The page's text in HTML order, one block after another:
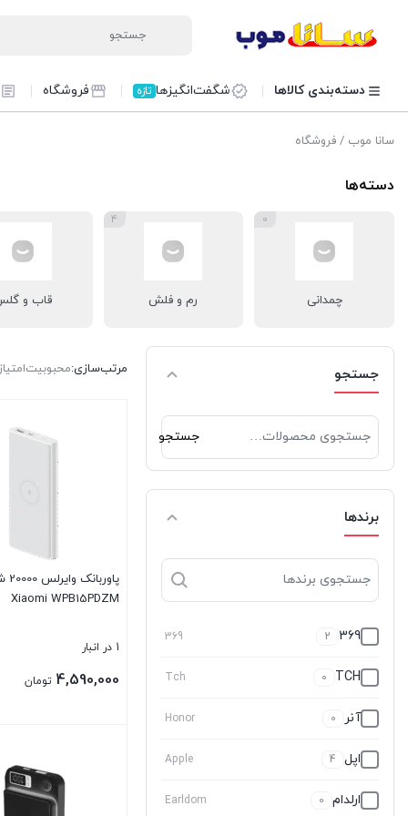
دسته‌بندی کالاها شگفت‌انگیزها تازه فروشگاه
سانا موب / فروشگاه
دسته‌ها
چمدانی
0
رم و فلش
4
قاب و
جستجو
برای:
جستجو
برندها
369
2
369
TCH
0
Tch
آنر 0
Honor
اپل 4
Apple
ارلدام 0
Earldom
مرتب‌سازی:محبوبیت
Xiaomi WPB15PDZM
1 در انبار
4,590,000 تومان